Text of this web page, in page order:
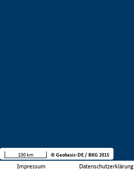
Impressum Datenschutzerklärung
100 km © Geobasis-DE / BKG 2015